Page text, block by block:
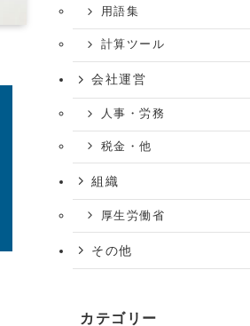
用語集
計算ツール
会社運営
人事・労務
税金・他
組織
厚生労働省
その他
カテゴリー